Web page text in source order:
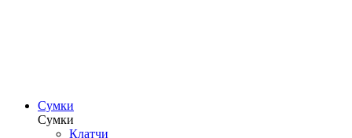
Сумки
Сумки
Клатчи